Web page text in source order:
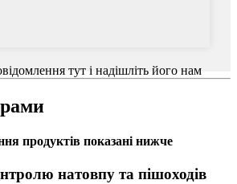
тут і надішліть його нам
продуктів показані нижче
натовпу та пішоходів